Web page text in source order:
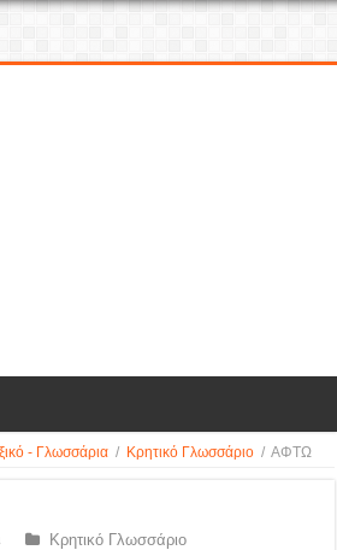
- Γλωσσάρια / Κρητικό Γλωσσάριο / ΑΦΤΩ
Κρητικό Γλωσσάριο